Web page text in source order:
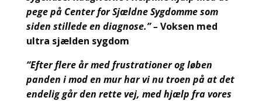
pege på Center for Sjældne Sygdomme som
siden stillede en diagnose.”–Voksen med
ultra sjælden sygdom
“Efter flere år med frustrationer og løben
panden i mod en mur har vi nu troen på at det
endelig går den rette vej, med hjælp fra vores